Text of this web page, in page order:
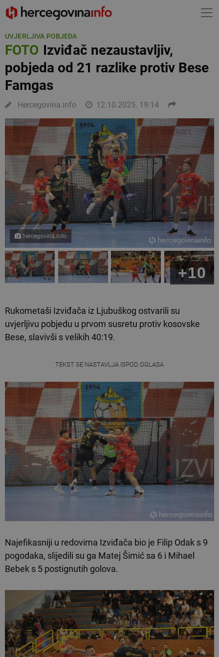
UVJERLJIVA POBJEDA
FOTOIzviđač nezaustavljiv,
pobjeda od 21 razlike protiv Bese
Famgas
Hercegovina.info 12.10.2025. 19:14
hercegovina.info
+10
Rukometaši Izviđača iz Ljubuškog ostvarili su
uvjerljivu pobjedu u prvom susretu protiv kosovske
Bese, slavivši s velikih 40:19.
TEKST SE NASTAVLJA ISPOD OGLASA
Najefikasniji u redovima Izviđača bio je Filip Odak s 9
pogodaka, slijedili su ga Matej Šimić sa 6 i Mihael
Bebek s 5 postignutih golova.